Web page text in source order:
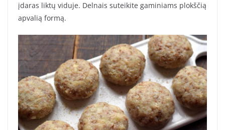
įdaras liktų viduje. Delnais suteikite gaminiams plokščią
apvalią formą.